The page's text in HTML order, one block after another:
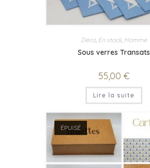
Déco, En stock, Homme
Sous verres Transats
55,00 €
Lire la suite
ÉPUISÉ